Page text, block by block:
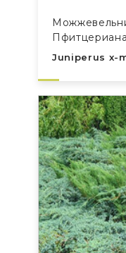
Juniperus x-